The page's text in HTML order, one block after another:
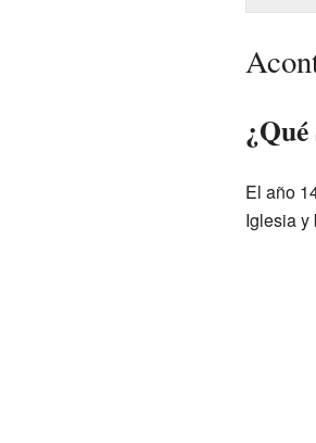
El año
Iglesia y